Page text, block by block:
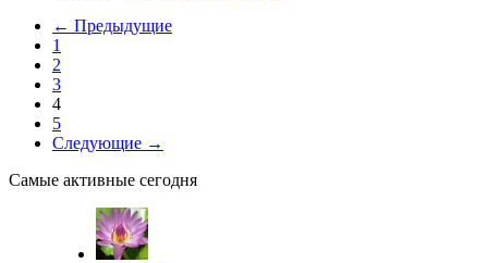
← Предыдущие
1
2
3
4
5
Следующие →
Самые активные сегодня